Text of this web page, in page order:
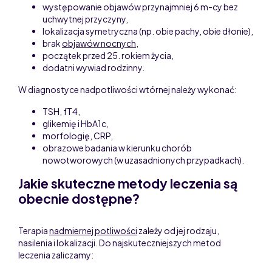
występowanie objawów przynajmniej 6 m-cy bez
uchwytnej przyczyny,
lokalizacja symetryczna (np. obie pachy, obie dłonie),
brakobjawów nocnych
początek przed 25. rokiem życia,
dodatni wywiad rodzinny.
W diagnostyce nadpotliwości wtórnej należy wykonać:
TSH, fT4,
glikemię i HbA1c,
morfologię, CRP,
obrazowe badania w kierunku chorób
nowotworowych (w uzasadnionych przypadkach).
Jakie skuteczne metody leczenia są
obecnie dostępne?
Terapianadmiernej potliwości zależy od jej rodzaju,
nasilenia i lokalizacji. Do najskuteczniejszych metod
leczenia zaliczamy: